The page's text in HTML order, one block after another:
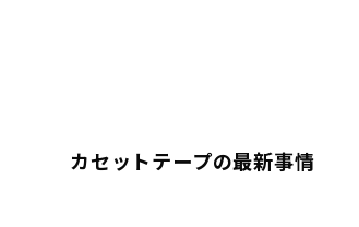
カセットテープの最新事情